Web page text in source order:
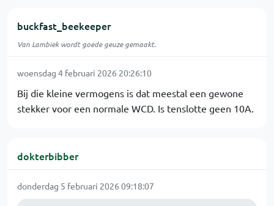
buckfast_beekeeper
Van Lambiek wordt goede geuze gemaakt.
woensdag 4 februari 2026 20:26:10
Bij die kleine vermogens is dat meestal een gewone
stekker voor een normale WCD. Is tenslotte geen 10A.
dokterbibber
donderdag 5 februari 2026 09:18:07